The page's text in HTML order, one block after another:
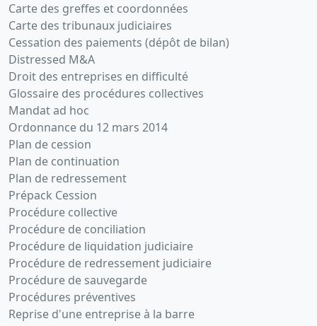
Carte des greffes et coordonnées
Carte des tribunaux judiciaires
Cessation des paiements (dépôt de bilan)
Distressed M&A
Droit des entreprises en difficulté
Glossaire des procédures collectives
Mandat ad hoc
Ordonnance du 12 mars 2014
Plan de cession
Plan de continuation
Plan de redressement
Prépack Cession
Procédure collective
Procédure de conciliation
Procédure de liquidation judiciaire
Procédure de redressement judiciaire
Procédure de sauvegarde
Procédures préventives
Reprise d'une entreprise à la barre